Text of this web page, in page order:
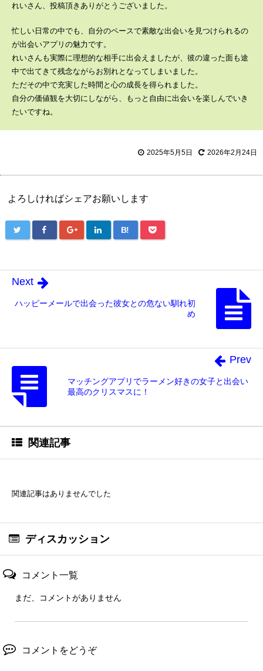
れいさん、投稿頂きありがとうございました。
忙しい日常の中でも、自分のペースで素敵な出会いを見つけられるの
が出会いアプリの魅力です。
れいさんも実際に理想的な相手に出会えましたが、彼の違った面も途
中で出てきて残念ながらお別れとなってしまいました。
ただその中で充実した時間と心の成長を得られました。
自分の価値観を大切にしながら、もっと自由に出会いを楽しんでいき
たいですね。
2025年5月5日 2026年2月24日
よろしければシェアお願いします
B!
ハッピーメールで出会った彼女との危ない馴れ初
め
Next
マッチングアプリでラーメン好きの女子と出会い
最高のクリスマスに！
Prev
関連記事
関連記事はありませんでした
ディスカッション
コメント一覧
まだ、コメントがありません
コメントをどうぞ